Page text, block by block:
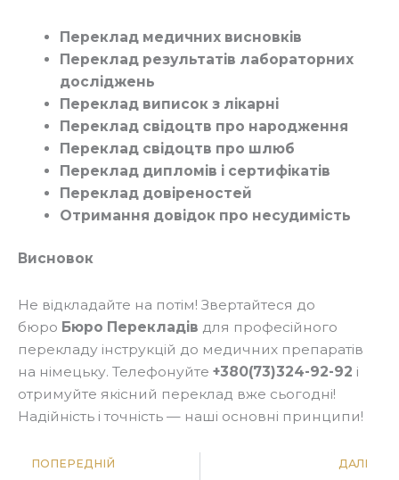
Переклад медичних висновків
Переклад результатів лабораторних
досліджень
Переклад виписок з лікарні
Переклад свідоцтв про народження
Переклад свідоцтв про шлюб
Переклад дипломів і сертифікатів
Переклад довіреностей
Отримання довідок про несудимість
Висновок
Не відкладайте на потім! Звертайтеся до
бюро Бюро Перекладів для професійного
перекладу інструкцій до медичних препаратів
на німецьку. Телефонуйте +380(73)324-92-92 і
отримуйте якісний переклад вже сьогодні!
Надійність і точність — наші основні принципи!
Попер
ПОПЕРЕДНІЙ ДАЛІ